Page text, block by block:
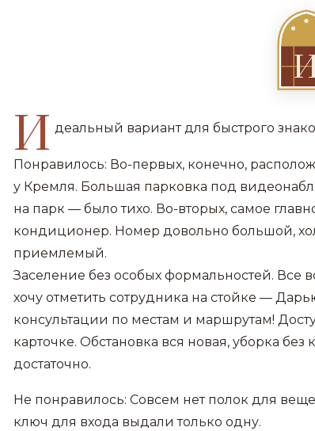
И деальный вариант для быстрого
Понравилось: Во-первых, конечно,
у Кремля. Большая парковка под
на парк — было тихо. Во-вторых, самое
кондиционер. Номер довольно большой,
приемлемый.
Заселение без особых формальностей. Все
хочу отметить сотрудника на стойке —
консультации по местам и маршрутам!
карточке. Обстановка вся новая, уборка
достаточно.
Не понравилось: Совсем нет полок для
ключ для входа выдали только одну.